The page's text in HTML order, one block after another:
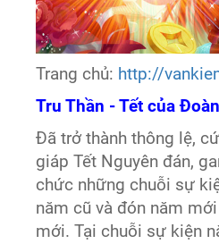
Trang chủ: http://
Tru Thần - Tết của
Đã trở thành thông lệ,
giáp Tết Nguyên đán,
chức những chuỗi sự
năm cũ và đón năm
mới. Tại chuỗi sự kiện